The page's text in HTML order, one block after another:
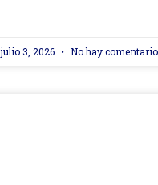
julio 3, 2026 No hay